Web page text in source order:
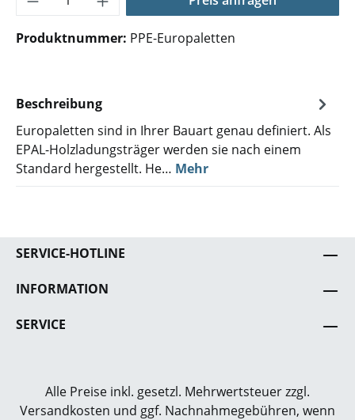
Produktnummer: PPE-Europaletten
Beschreibung
Europaletten sind in Ihrer Bauart genau definiert. Als
EPAL-Holzladungsträger werden sie nach einem
Standard hergestellt. He… Mehr
SERVICE-HOTLINE
INFORMATION
SERVICE
Alle Preise inkl. gesetzl. Mehrwertsteuer zzgl.
Versandkosten und ggf. Nachnahmegebühren, wenn